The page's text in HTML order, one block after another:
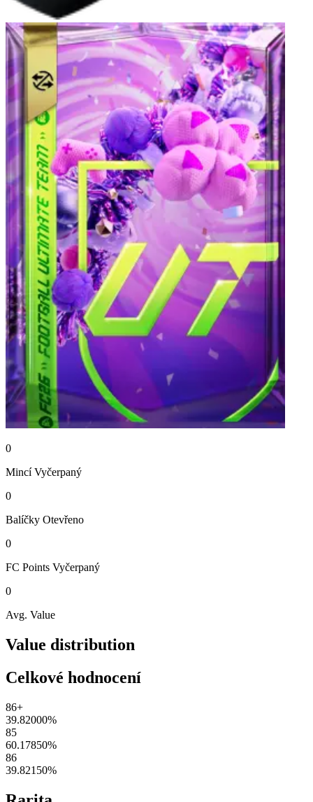
0
Mincí Vyčerpaný
0
Balíčky Otevřeno
0
FC Points Vyčerpaný
0
Avg. Value
Value distribution
Celkové hodnocení
86+
39.82000%
85
60.17850%
86
39.82150%